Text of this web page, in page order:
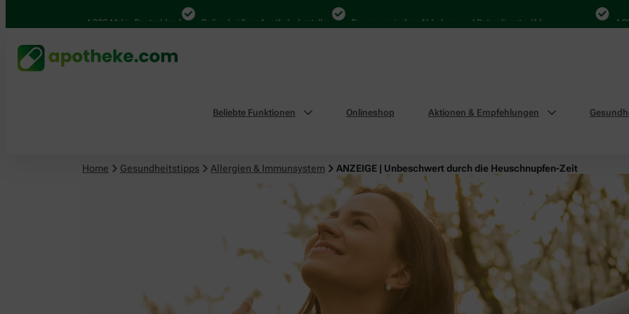
4.000 Mal in Deutschland Online bei Ihrer Apotheke bestellen Bequem zwischen Abholung und Botendienst wählen 4.000 Mal
Beliebte Funktionen Onlineshop Aktionen & Empfehlungen
Home Gesundheitstipps Allergien & Immunsystem ANZEIGE | Unbeschwert durch die Heuschnupfen-Zeit